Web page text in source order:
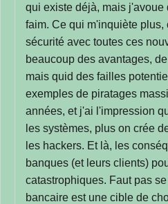
qui existe déjà, mais j'avoue
faim. Ce qui m'inquiète plus,
sécurité avec toutes ces
beaucoup des avantages,
mais quid des failles
exemples de piratages
années, et j'ai l'impression
les systèmes, plus on crée
les hackers. Et là, les
banques (et leurs clients)
catastrophiques. Faut pas
bancaire est une cible de